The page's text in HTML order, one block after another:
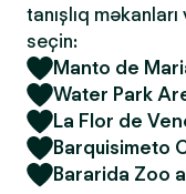
tanışlıq
seçin:
Manto de
Water Park
La Flor de
Barquisimeto
Bararida Zoo